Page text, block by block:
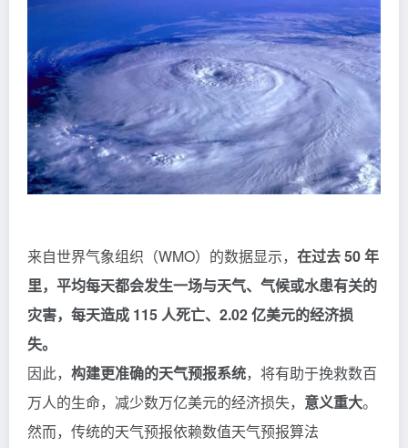
来自世界气象组织（WMO）的数据显示， 在过去 50 年
里，平均每天都会发生一场与天气、气候或水患有关的
灾害，每天造成 115 人死亡、2.02 亿美元的经济损
失。
因此， 构建更准确的天气预报系统，将有助于挽救数百
万人的生命，减少数万亿美元的经济损失， 意义重大。
然而，传统的天气预报依赖数值天气预报算法